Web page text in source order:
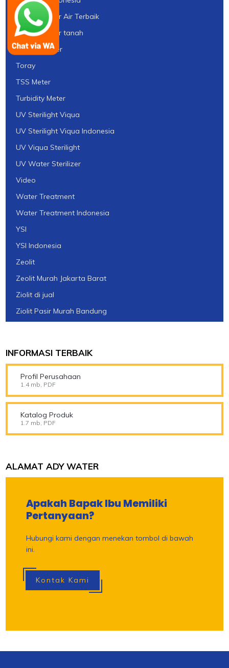
tipe pH Meter Air Terbaik
tipe pH Meter tanah
TOC Analyzer
Toray
TSS Meter
Turbidity Meter
UV Sterilight Viqua
UV Sterilight Viqua Indonesia
UV Viqua Sterilight
UV Water Sterilizer
Video
Water Treatment
Water Treatment Indonesia
YSI
YSI Indonesia
Zeolit
Zeolit Murah Jakarta Barat
Ziolit di jual
Ziolit Pasir Murah Bandung
INFORMASI TERBAIK
Profil Perusahaan
1.4 mb, PDF
Katalog Produk
1.7 mb, PDF
ALAMAT ADY WATER
Apakah Bapak Ibu Memiliki
Pertanyaan?
Hubungi kami dengan menekan tombol di bawah
ini.
Kontak Kami